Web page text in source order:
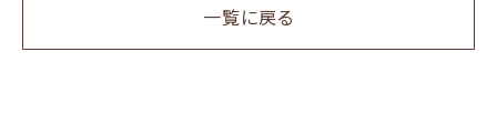
一覧に戻る